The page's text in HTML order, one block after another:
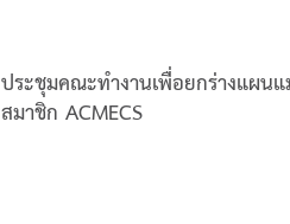
ประชุมคณะทำงานเพื่อยกร่างแผน
สมาชิก ACMECS